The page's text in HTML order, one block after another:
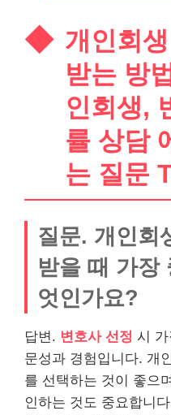
개인회
받는 방
인회생,
률 상담
는 질문
질문. 개인회
받을 때 가장
엇인가요?
답변. 변호사 선정 시
문성과 경험입니다. 개
를 선택하는 것이 좋으
인하는 것도 중요합니